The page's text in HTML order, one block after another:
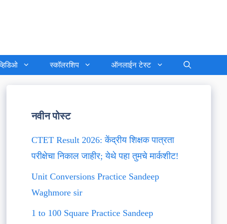
स्कॉलरशिप ऑनलाईन टेस्ट
नवीन पोस्ट
CTET Result 2026: केंद्रीय शिक्षक पात्रता
परीक्षेचा निकाल जाहीर; येथे पहा तुमचे मार्कशीट!
Unit Conversions Practice Sandeep
Waghmore sir
1 to 100 Square Practice Sandeep